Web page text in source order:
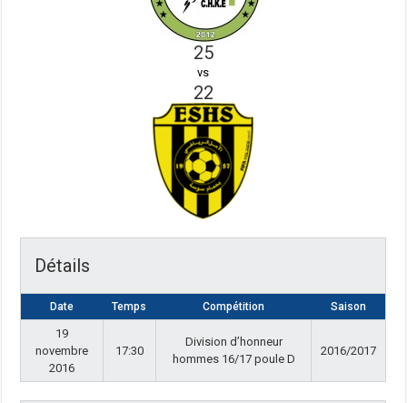
25
vs
22
Détails
Date Temps Compétition Saison
19
novembre
2016
17:30
Division d’honneur
hommes 16/17 poule D
2016/2017